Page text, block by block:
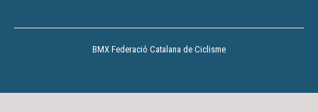
BMX Federació Catalana de Ciclisme